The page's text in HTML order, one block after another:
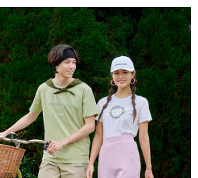
「大哥付你分期」於每月結算日後寄送繳費提
可選擇「超商條碼／台灣大直營門市／銀行轉
」等通路繳費。
份有限公司」（以下簡稱本公司）所提供，讓
購買商品或服務，並由商店將買賣／分期付款
依約使用本公司帳單繳交帳款。
你分期」之契約關係目的，商店將以您的個人
）提供予台灣大哥大進項蒐集、處理及利用，
帳單所需資料之確認、核對及更正。
閱以下連結：https://oppay.tw/userRule
流程】
先享後付」後，將跳轉至「AFTEE先享後付」
認金額後，即可完成結帳。
收到繳費通知簡訊。
天內，點擊此簡訊中的連結，可透過四大超商／
式進行付款，方視為交易完成。
不需立刻繳費，但若您需要取消訂單，請聯絡
意取消之訂單仍視為有效，需透過AFTEE先享
先享後付 」之結帳頁面顯示為準，若有關於
欲退款等相關疑問，請聯繫「AFTEE先享後付
support/home